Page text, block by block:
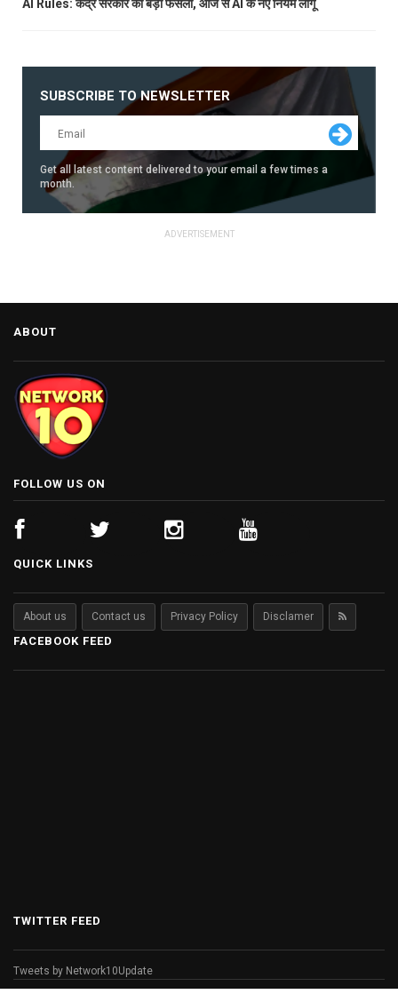
AI Rules: केंद्र सरकार का बड़ा फैसला, आज से AI के नए नियम लागू
SUBSCRIBE TO NEWSLETTER
Get all latest content delivered to your email a few times a
month.
ADVERTISEMENT
ABOUT
FOLLOW US ON
QUICK LINKS
About us Contact us Privacy Policy Disclamer
FACEBOOK FEED
TWITTER FEED
Tweets by Network10Update